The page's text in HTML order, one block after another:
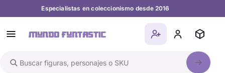
Especialistas en coleccionismo desde 2016
Buscar en el catálogo